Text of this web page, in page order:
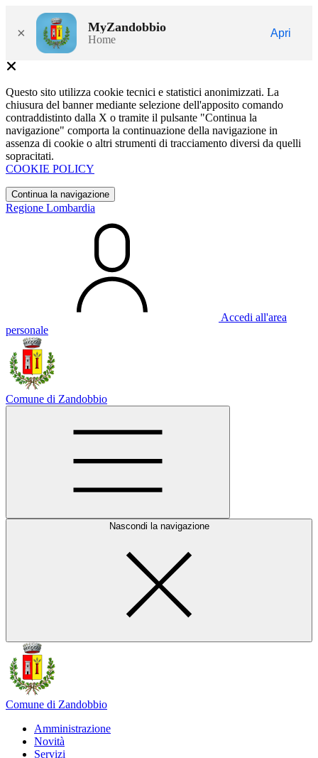
× MyZandobbio
Home
Apri
Questo sito utilizza cookie tecnici e statistici anonimizzati. La
chiusura del banner mediante selezione dell'apposito comando
contraddistinto dalla X o tramite il pulsante "Continua la
navigazione" comporta la continuazione della navigazione in
assenza di cookie o altri strumenti di tracciamento diversi da quelli
sopracitati.
COOKIE POLICY
Continua la navigazione
Regione Lombardia
Accedi all'area
personale
Comune di Zandobbio
Nascondi la navigazione
Comune di Zandobbio
Amministrazione
Novità
Servizi